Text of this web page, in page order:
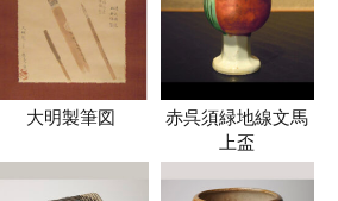
大明製筆図
赤呉須緑地線文馬
上盃